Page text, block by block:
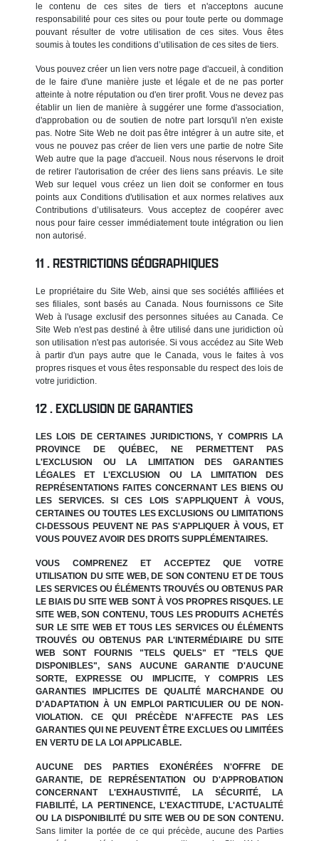
le contenu de ces sites de tiers et n'acceptons aucune
responsabilité pour ces sites ou pour toute perte ou dommage
pouvant résulter de votre utilisation de ces sites. Vous êtes
soumis à toutes les conditions d’utilisation de ces sites de tiers.
Vous pouvez créer un lien vers notre page d'accueil, à condition
de le faire d'une manière juste et légale et de ne pas porter
atteinte à notre réputation ou d'en tirer profit. Vous ne devez pas
établir un lien de manière à suggérer une forme d'association,
d'approbation ou de soutien de notre part lorsqu'il n'en existe
pas. Notre Site Web ne doit pas être intégrer à un autre site, et
vous ne pouvez pas créer de lien vers une partie de notre Site
Web autre que la page d'accueil. Nous nous réservons le droit
de retirer l'autorisation de créer des liens sans préavis. Le site
Web sur lequel vous créez un lien doit se conformer en tous
points aux Conditions d'utilisation et aux normes relatives aux
Contributions d’utilisateurs. Vous acceptez de coopérer avec
nous pour faire cesser immédiatement toute intégration ou lien
non autorisé.
RESTRICTIONS GÉOGRAPHIQUES
Le propriétaire du Site Web, ainsi que ses sociétés affiliées et
ses filiales, sont basés au Canada. Nous fournissons ce Site
Web à l'usage exclusif des personnes situées au Canada. Ce
Site Web n'est pas destiné à être utilisé dans une juridiction où
son utilisation n'est pas autorisée. Si vous accédez au Site Web
à partir d'un pays autre que le Canada, vous le faites à vos
propres risques et vous êtes responsable du respect des lois de
votre juridiction.
EXCLUSION DE GARANTIES
LES LOIS DE CERTAINES JURIDICTIONS, Y COMPRIS LA
PROVINCE DE QUÉBEC, NE PERMETTENT PAS
L'EXCLUSION OU LA LIMITATION DES GARANTIES
LÉGALES ET L'EXCLUSION OU LA LIMITATION DES
REPRÉSENTATIONS FAITES CONCERNANT LES BIENS OU
LES SERVICES. SI CES LOIS S'APPLIQUENT À VOUS,
CERTAINES OU TOUTES LES EXCLUSIONS OU LIMITATIONS
CI-DESSOUS PEUVENT NE PAS S'APPLIQUER À VOUS, ET
VOUS POUVEZ AVOIR DES DROITS SUPPLÉMENTAIRES.
VOUS COMPRENEZ ET ACCEPTEZ QUE VOTRE
UTILISATION DU SITE WEB, DE SON CONTENU ET DE TOUS
LES SERVICES OU ÉLÉMENTS TROUVÉS OU OBTENUS PAR
LE BIAIS DU SITE WEB SONT À VOS PROPRES RISQUES. LE
SITE WEB, SON CONTENU, TOUS LES PRODUITS ACHETÉS
SUR LE SITE WEB ET TOUS LES SERVICES OU ÉLÉMENTS
TROUVÉS OU OBTENUS PAR L'INTERMÉDIAIRE DU SITE
WEB SONT FOURNIS "TELS QUELS" ET "TELS QUE
DISPONIBLES", SANS AUCUNE GARANTIE D'AUCUNE
SORTE, EXPRESSE OU IMPLICITE, Y COMPRIS LES
GARANTIES IMPLICITES DE QUALITÉ MARCHANDE OU
D'ADAPTATION À UN EMPLOI PARTICULIER OU DE NON-
VIOLATION. CE QUI PRÉCÈDE N'AFFECTE PAS LES
GARANTIES QUI NE PEUVENT ÊTRE EXCLUES OU LIMITÉES
EN VERTU DE LA LOI APPLICABLE.
AUCUNE DES PARTIES EXONÉRÉES N'OFFRE DE
GARANTIE, DE REPRÉSENTATION OU D'APPROBATION
CONCERNANT L'EXHAUSTIVITÉ, LA SÉCURITÉ, LA
FIABILITÉ, LA PERTINENCE, L'EXACTITUDE, L'ACTUALITÉ
OU LA DISPONIBILITÉ DU SITE WEB OU DE SON CONTENU.
Sans limiter la portée de ce qui précède, aucune des Parties